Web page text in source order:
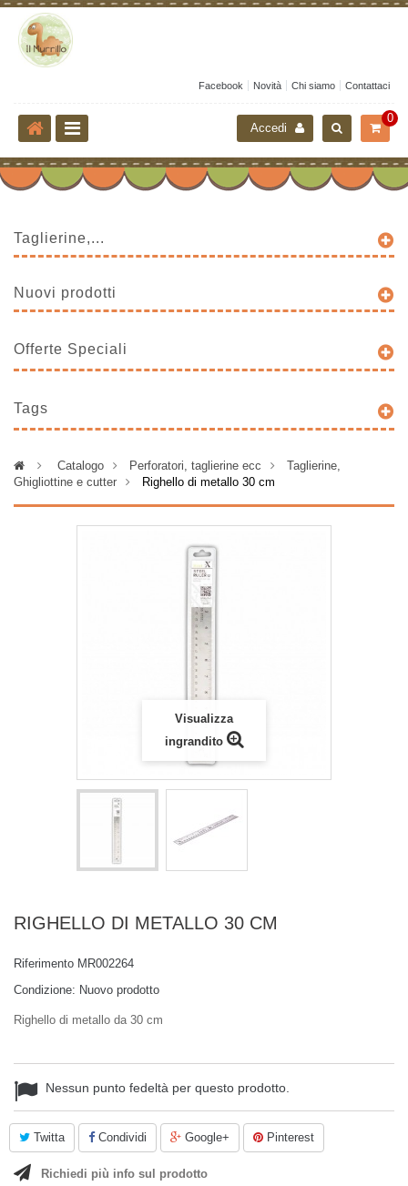
Facebook Novità Chi siamo Contattaci
0
Accedi
Taglierine,...
Nuovi prodotti
Offerte Speciali
Tags
> Catalogo > Perforatori, taglierine ecc >
Taglierine,
Ghigliottine e cutter
> Righello di metallo 30 cm
Visualizza
ingrandito
RIGHELLO DI METALLO 30 CM
Riferimento MR002264
Condizione: Nuovo prodotto
Righello di metallo da 30 cm
Nessun punto fedeltà per questo prodotto.
Twitta Condividi Google+ Pinterest
Richiedi più info sul prodotto